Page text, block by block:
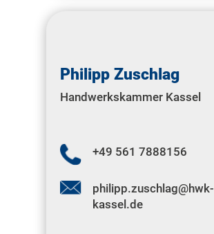
Philipp Zuschlag
Handwerkskammer Kassel
+49 561 7888156
philipp.zuschlag@hwk-
kassel.de